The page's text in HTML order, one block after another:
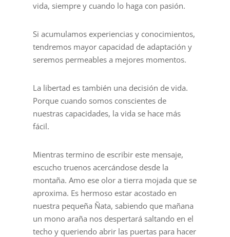
vida, siempre y cuando lo haga con pasión.
Si acumulamos experiencias y conocimientos,
tendremos mayor capacidad de adaptación y
seremos permeables a mejores momentos.
La libertad es también una decisión de vida.
Porque cuando somos conscientes de
nuestras capacidades, la vida se hace más
fácil.
Mientras termino de escribir este mensaje,
escucho truenos acercándose desde la
montaña. Amo ese olor a tierra mojada que se
aproxima. Es hermoso estar acostado en
nuestra pequeña Ñata, sabiendo que mañana
un mono araña nos despertará saltando en el
techo y queriendo abrir las puertas para hacer